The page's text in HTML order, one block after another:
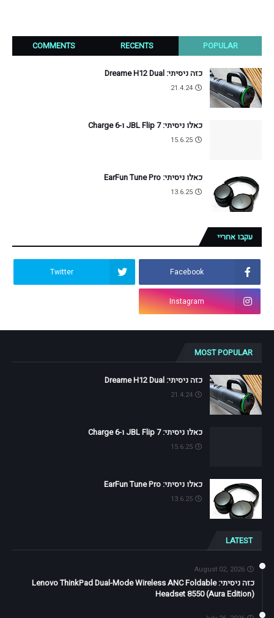
POPULAR
RECENTS
COMMENTS
כזה ניסיתי: Dreame H12 Dual
21.4.24
כאלו ניסיתי: JBL Flip 7 ו-Charge 6
15.6.25
כאלו ניסיתי: EarFun Tune Pro
13.6.25
עקבו אחריי
Facebook
Twitter
Instagram
MOST POPULAR
כזה ניסיתי: Dreame H12 Dual
21.4.24
כאלו ניסיתי: JBL Flip 7 ו-Charge 6
15.6.25
כאלו ניסיתי: EarFun Tune Pro
13.6.25
LATEST
August 02, 2026
כזה ניסיתי: Lenovo ThinkPad Dual-Mode Wireless ANC Foldable
Headset 8550 (Aura Edition)